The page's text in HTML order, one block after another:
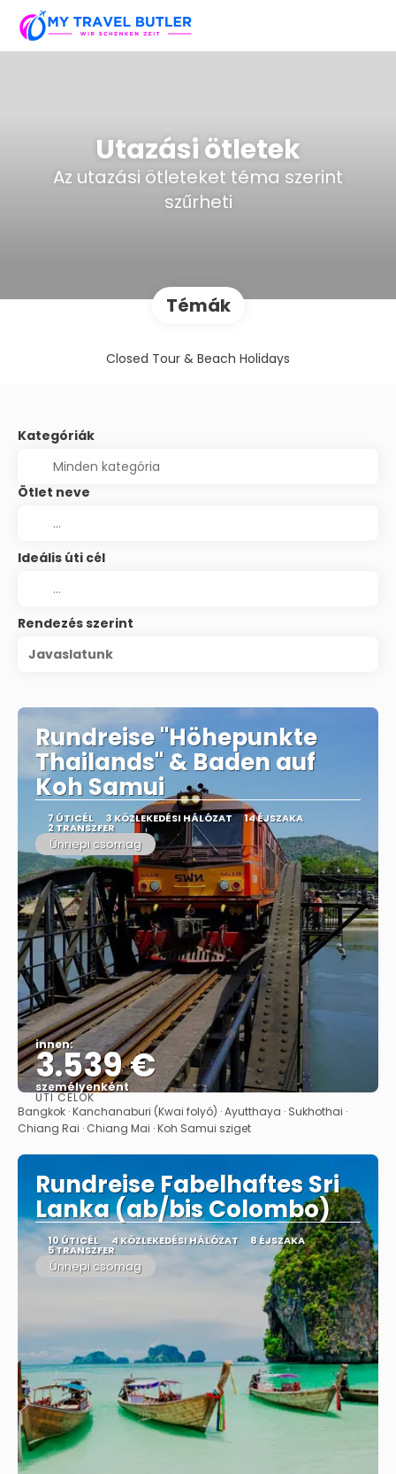
Utazási ötletek
Az utazási ötleteket téma szerint
szűrheti
Témák
Closed Tour & Beach Holidays
Kategóriák
Ötlet neve
Ideális úti cél
Rendezés szerint
Javaslatunk
Rundreise "Höhepunkte
Thailands" & Baden auf
Koh Samui
7 ÚTICÉL 3 KÖZLEKEDÉSI HÁLÓZAT 14 ÉJSZAKA
2 TRANSZFER
Ünnepi csomag
innen:
3.539 €
személyenként
Megnézem
ÚTI CÉLOK
Bangkok · Kanchanaburi (Kwai folyó) · Ayutthaya · Sukhothai ·
Chiang Rai · Chiang Mai · Koh Samui sziget
Rundreise Fabelhaftes Sri
Lanka (ab/bis Colombo)
10 ÚTICÉL 4 KÖZLEKEDÉSI HÁLÓZAT 8 ÉJSZAKA
5 TRANSZFER
Ünnepi csomag